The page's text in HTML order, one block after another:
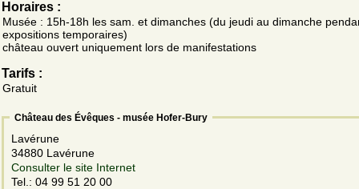
Horaires :
Musée : 15h-18h les sam. et dimanches (du jeudi au dimanche
expositions temporaires)
château ouvert uniquement lors de manifestations
Tarifs :
Gratuit
Château des Évêques - musée Hofer-Bury
Lavérune
34880 Lavérune
Consulter le site Internet
Tel.: 04 99 51 20 00